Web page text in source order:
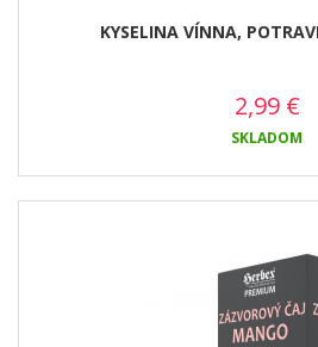
KYSELINA VÍNNA,
2,99 €
SKLADOM